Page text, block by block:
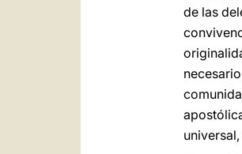
de las